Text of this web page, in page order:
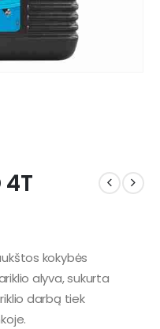
4T
kokybės
alyva, sukurta
darbą tiek